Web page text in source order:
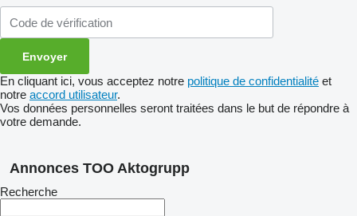
En cliquant ici, vous acceptez notre politique de confidentialité et
notre accord utilisateur.
Vos données personnelles seront traitées dans le but de répondre à
votre demande.
Annonces TOO Aktogrupp
Recherche